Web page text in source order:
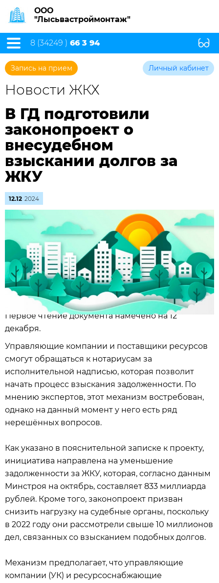
ООО
"Лысьвастроймонтаж"
8 (34249 ) 66 3 94
Запись на прием Личный кабинет
Новости ЖКХ
В ГД подготовили
законопроект о
внесудебном
взыскании долгов за
ЖКУ
12.12 2024
Первое чтение документа намечено на 12
декабря.
Управляющие компании и поставщики ресурсов
смогут обращаться к нотариусам за
исполнительной надписью, которая позволит
начать процесс взыскания задолженности. По
мнению экспертов, этот механизм востребован,
однако на данный момент у него есть ряд
нерешённых вопросов.
Как указано в пояснительной записке к проекту,
инициатива направлена на уменьшение
задолженности за ЖКУ, которая, согласно данным
Минстроя на октябрь, составляет 833 миллиарда
рублей. Кроме того, законопроект призван
снизить нагрузку на судебные органы, поскольку
в 2022 году они рассмотрели свыше 10 миллионов
дел, связанных со взысканием подобных долгов.
Механизм предполагает, что управляющие
компании (УК) и ресурсоснабжающие